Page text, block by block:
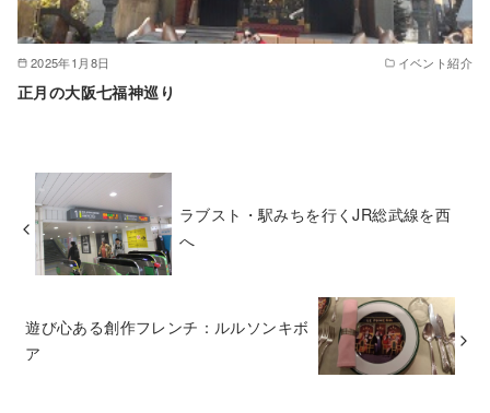
2025年1月8日 イベント紹介
正月の大阪七福神巡り
ラブスト・駅みちを行くJR総武線を西
へ
遊び心ある創作フレンチ：ルルソンキボ
ア